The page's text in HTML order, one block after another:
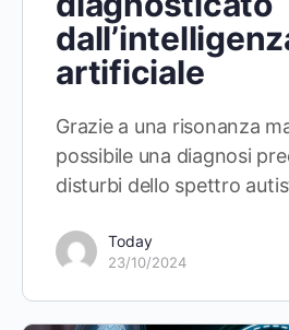
artificiale
Grazie a una risonanza
possibile una diagnosi
disturbi dello spettro
Today
23/10/2024